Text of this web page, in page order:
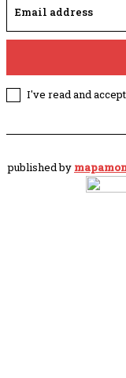
I've read and
published by